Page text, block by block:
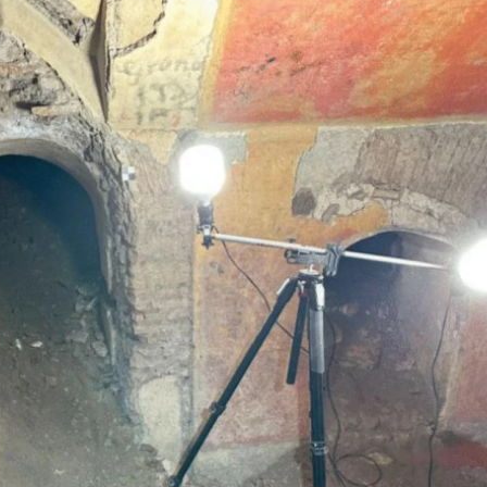
ბიზნესი & ეკონომიკა
Euromoney-მ
საქართველოს ბანკი CEE
კატეგორიაში საუკეთესო
ბანკად დაასახელა
კორპორატიული
სოციალური
პასუხისმგებლობის
მიმართულებით
ბიზნესი & ეკონომიკა
საქართველოს
„მცირე ბიზნესის
უკვე 30 ბიზნესი